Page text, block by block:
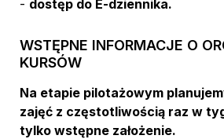
- dostęp do E-dziennika.
WSTĘPNE INFORMACJE O
KURSÓW
Na etapie pilotażowym
zajęć z częstotliwością raz w
tylko wstępne założenie.